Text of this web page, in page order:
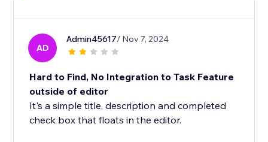
AD
Admin45617/ Nov 7, 2024
Hard to Find, No Integration to Task Feature
outside of editor
It's a simple title, description and completed
check box that floats in the editor.